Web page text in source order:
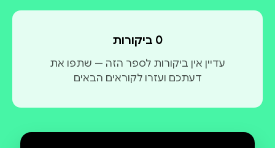
0 ביקורות
עדיין אין ביקורות לספר הזה — שתפו את
דעתכם ועזרו לקוראים הבאים